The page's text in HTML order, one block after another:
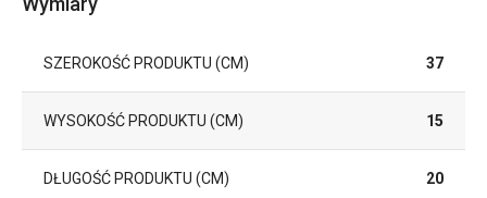
SZEROKOŚĆ PRODUKTU (CM) 37
WYSOKOŚĆ PRODUKTU (CM) 15
DŁUGOŚĆ PRODUKTU (CM) 20